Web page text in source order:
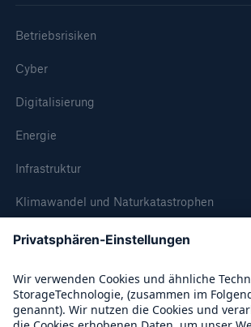
Betriebsrisiken
Cyber
Digitalisierung
Energie
Infrastruktur
Klimawandel und Naturkatastrophen
Leben Gesundheit
Wirtschaft